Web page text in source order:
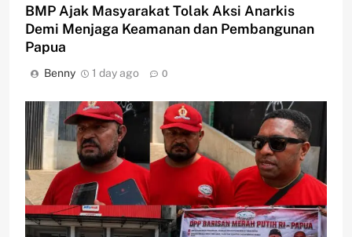
BMP Ajak Masyarakat Tolak Aksi Anarkis
Demi Menjaga Keamanan dan Pembangunan
Papua
Benny 1 day ago 0